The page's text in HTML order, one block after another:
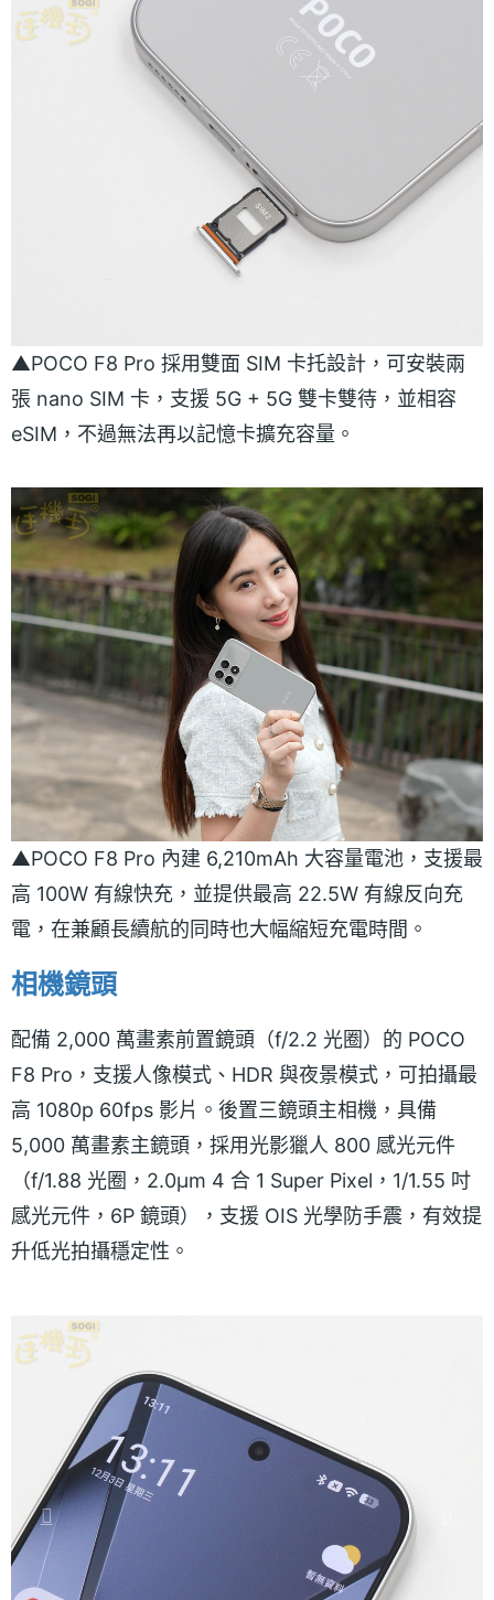
▲POCO F8 Pro 採用雙面 SIM 卡托設計，可安裝兩
張 nano SIM 卡，支援 5G + 5G 雙卡雙待，並相容
eSIM，不過無法再以記憶卡擴充容量。
▲POCO F8 Pro 內建 6,210mAh 大容量電池，支援最
高 100W 有線快充，並提供最高 22.5W 有線反向充
電，在兼顧長續航的同時也大幅縮短充電時間。
相機鏡頭
配備 2,000 萬畫素前置鏡頭（f/2.2 光圈）的 POCO
F8 Pro，支援人像模式、HDR 與夜景模式，可拍攝最
高 1080p 60fps 影片。後置三鏡頭主相機，具備
5,000 萬畫素主鏡頭，採用光影獵人 800 感光元件
（f/1.88 光圈，2.0μm 4 合 1 Super Pixel，1/1.55 吋
感光元件，6P 鏡頭），支援 OIS 光學防手震，有效提
升低光拍攝穩定性。